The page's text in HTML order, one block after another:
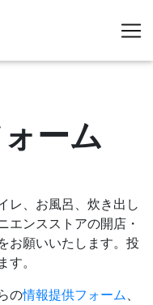
ーム
レ、お風呂、炊き出し
エンスストアの開店・
お願いいたします。投
。
の情報提供フォーム、